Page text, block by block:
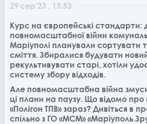
29 сер'23 , 15:53
Курс на європейські стандарти:
повномасштабної війни
Маріуполі планували сортувати
сміття. Збиралися будувати
рекультивувати старі, хотіли
систему збору відходів.
Але повномасштабна війна
ці плани на паузу. Що відомо
«Полігон ТПВ» зараз? Дивіться в
спільно з ГО «МСМ»